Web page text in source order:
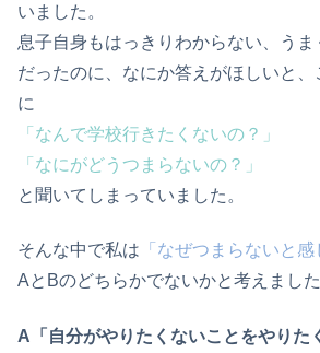
いました。
息子自身もはっきりわからない、うま
だったのに、なにか答えがほしいと
に
「なんで学校行きたくないの？」
「なにがどうつまらないの？」
と聞いてしまっていました。
そんな中で私は 「なぜつまらないと感
AとBのどちらかでないかと考えました
A「自分がやりたくないことをやりた